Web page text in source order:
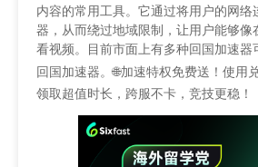
内容的常用工具。它通过将用户的网络
器，从而绕过地域限制，让用户能够像
看视频。目前市面上有多种回国加速
回国加速器。🌐加速特权免费送！使用
领取超值时长，跨服不卡，竞技更稳！